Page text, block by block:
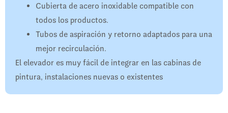
Cubierta de acero inoxidable compatible con
todos los productos.
Tubos de aspiración y retorno adaptados para una
mejor recirculación.
El elevador es muy fácil de integrar en las cabinas de
pintura, instalaciones nuevas o existentes